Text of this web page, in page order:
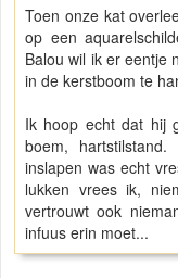
Toen onze kat
op een
Balou wil ik er eentje
in de kerstboom te
Ik hoop echt dat hij
boem,
inslapen was echt
lukken vrees ik,
vertrouwt ook
infuus erin moet...